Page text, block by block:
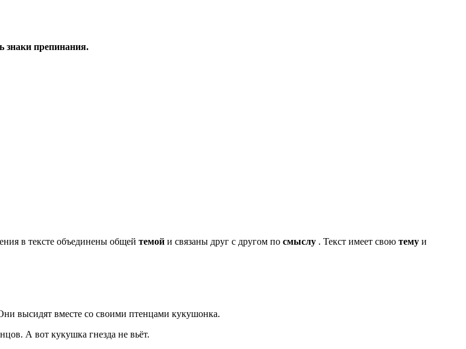
знаки препинания.
в тексте объединены общей темой и связаны друг с другом по смыслу . Текст имеет свою тему и
высидят вместе со своими птенцами кукушонка.
А вот кукушка гнезда не вьёт.